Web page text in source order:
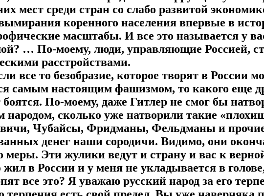
мест среди стран со слабо развитой
коренного населения впервые в
масштабы. И все это называется у
… По-моему, люди, управляющие Россией,
расстройствами.
все то безобразие, которое творят в России
самым настоящим фашизмом, то какого еще
боятся. По-моему, даже Гитлер не смог бы
народом, сколько уже натворили такие
Чубайсы, Фридманы, Фельдманы и
денег наши сородичи. Видимо, они
меры. Эти жулики ведут и страну и вас к
жил в России и у меня не укладывается в
все это? Я уважаю русский народ за его